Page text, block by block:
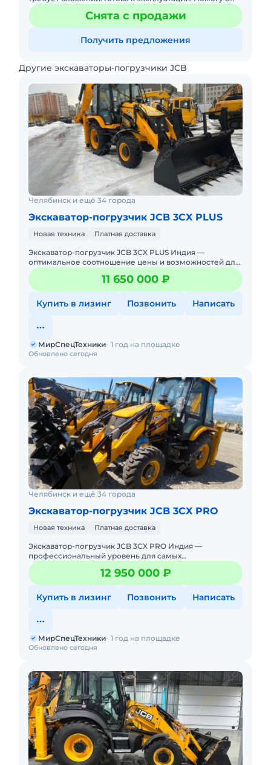
доставкой.
Снята с продажи
Получить предложения
Другие экскаваторы-погрузчики JCB
Челябинск и ещё 34 города
Экскаватор-погрузчик JCB 3CX PLUS
Новая техника Платная доставка
Экскаватор-погрузчик JCB 3CX PLUS Индия —
оптимальное соотношение цены и возможностей для
ежедневной работы! Новый. Можно в лизинг. Цена С
НДС.Полная доку
11 650 000 ₽
Купить в лизинг Позвонить Написать
Обновлено сегодня
МирСпецТехники 1 год на площадке
Челябинск и ещё 34 города
Экскаватор-погрузчик JCB 3CX PRO
Новая техника Платная доставка
Экскаватор-погрузчик JCB 3CX PRO Индия —
профессиональный уровень для самых
требовательных задач! Новый. Можно в лизинг. Цена С
НДС.Полная документация. Д
12 950 000 ₽
Купить в лизинг Позвонить Написать
Обновлено сегодня
МирСпецТехники 1 год на площадке